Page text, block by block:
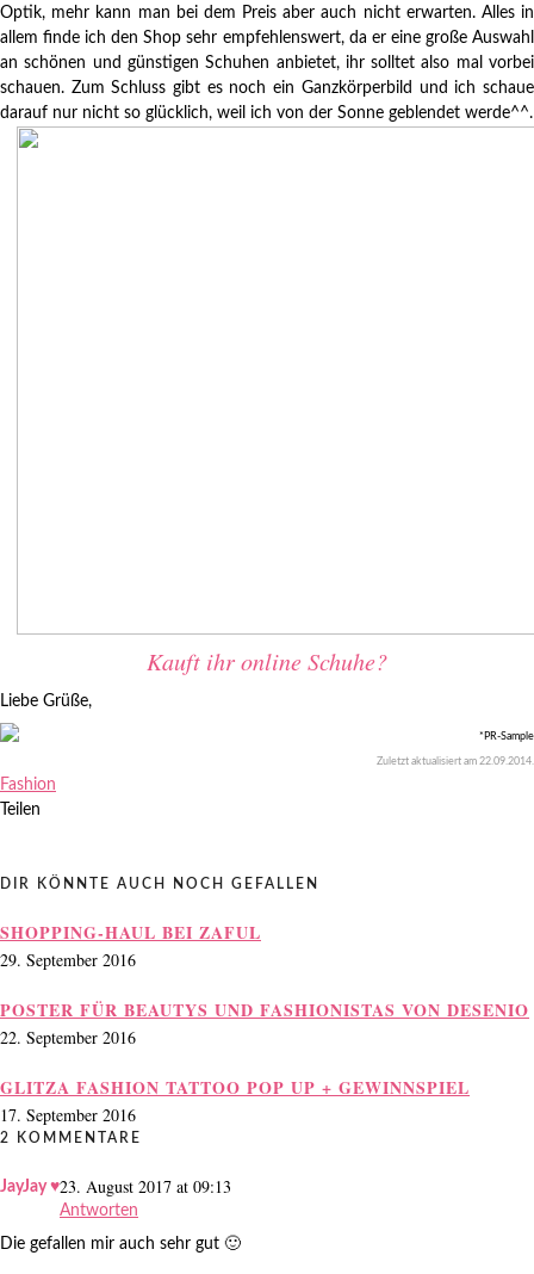
Optik, mehr kann man bei dem Preis aber auch nicht erwarten. Alles in
allem finde ich den Shop sehr empfehlenswert, da er eine große Auswahl
an schönen und günstigen Schuhen anbietet, ihr solltet also mal vorbei
schauen. Zum Schluss gibt es noch ein Ganzkörperbild und ich schaue
darauf nur nicht so glücklich, weil ich von der Sonne geblendet werde^^.
Kauft ihr online Schuhe?
Liebe Grüße,
*PR-Sample
Zuletzt aktualisiert am 22.09.2014.
Fashion
Teilen
DIR KÖNNTE AUCH NOCH GEFALLEN
SHOPPING-HAUL BEI ZAFUL
29. September 2016
POSTER FÜR BEAUTYS UND FASHIONISTAS VON DESENIO
22. September 2016
GLITZA FASHION TATTOO POP UP + GEWINNSPIEL
17. September 2016
2 KOMMENTARE
JayJay ♥23. August 2017 at 09:13
Antworten
Die gefallen mir auch sehr gut 🙂